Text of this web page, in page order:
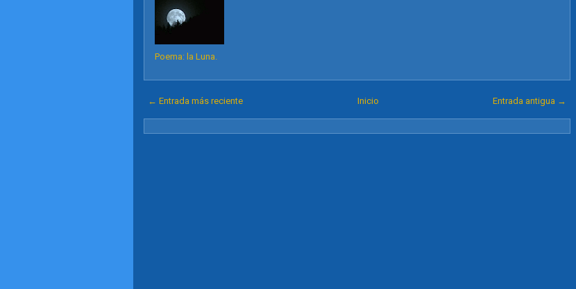
Poema: la Luna.
← Entrada más reciente Entrada antigua →
Inicio